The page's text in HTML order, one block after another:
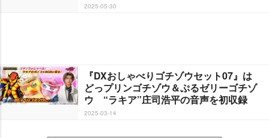
2025-05-30
『DXおしゃべりゴチゾウセット07』は
どっプリンゴチゾウ＆ぷるゼリーゴチゾ
ウ “ラキア”庄司浩平の音声を初収録
2025-03-14